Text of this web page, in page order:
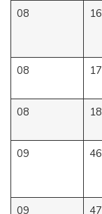
08 16
08 17
08 18
09 46
09 47